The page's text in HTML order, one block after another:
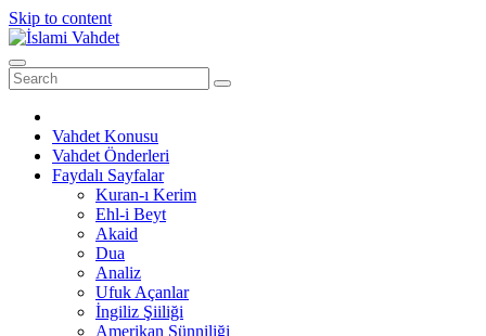
Skip to content
Vahdet Konusu
Vahdet Önderleri
Faydalı Sayfalar
Kuran-ı Kerim
Ehl-i Beyt
Akaid
Dua
Analiz
Ufuk Açanlar
İngiliz Şiiliği
Amerikan Sünniliği